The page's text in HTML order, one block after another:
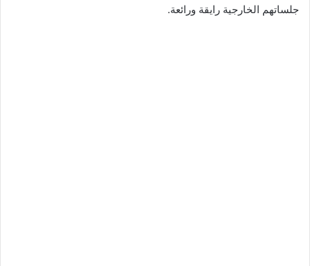
جلساتهم الخارجية رايقة ورائعة.